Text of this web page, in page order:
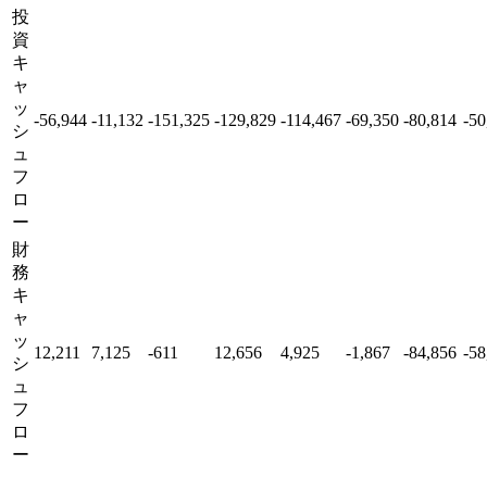
投
資
キ
ャ
ッ
シ
ュ
フ
ロ
ー
-56,944 -11,132 -151,325 -129,829 -114,467 -69,350 -80,814 -
財
務
キ
ャ
ッ
シ
ュ
フ
ロ
ー
12,211 7,125 -611 12,656 4,925 -1,867 -84,856 -